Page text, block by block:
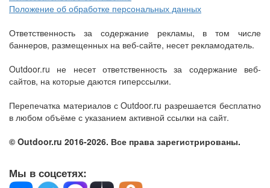
Положение об обработке персональных данных
Ответственность за содержание рекламы, в том числе
баннеров, размещенных на веб-сайте, несет рекламодатель.
Outdoor.ru не несет ответственность за содержание веб-
сайтов, на которые даются гиперссылки.
Перепечатка материалов с Outdoor.ru разрешается бесплатно
в любом объёме с указанием активной ссылки на сайт.
© Outdoor.ru 2016-2026. Все права зарегистрированы.
Мы в соцсетях: